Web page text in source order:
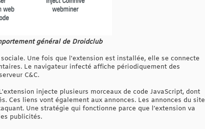
général de Droidclub
Une fois que l'extension est installée, elle se connecte
Le navigateur infecté affiche périodiquement des
C&C.
injecte plusieurs morceaux de code JavaScript, dont
Ces liens vont également aux annonces. Les annonces du site
Une stratégie qui fonctionne parce que l’extension va
publicités.